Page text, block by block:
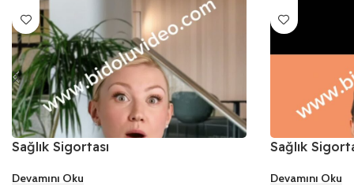
Sağlık Sigortası
Devamını Oku
Sağlık
Devamını Oku